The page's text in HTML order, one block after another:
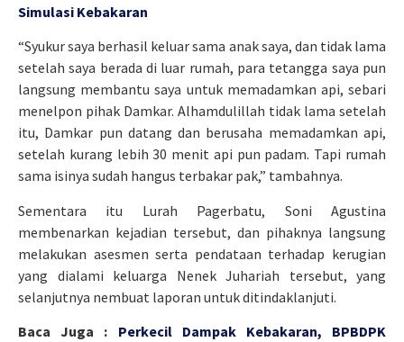
Simulasi Kebakaran
“Syukur saya berhasil keluar sama anak saya, dan tidak lama
setelah saya berada di luar rumah, para tetangga saya pun
langsung membantu saya untuk memadamkan api, sebari
menelpon pihak Damkar. Alhamdulillah tidak lama setelah
itu, Damkar pun datang dan berusaha memadamkan api,
setelah kurang lebih 30 menit api pun padam. Tapi rumah
sama isinya sudah hangus terbakar pak,” tambahnya.
Sementara itu Lurah Pagerbatu, Soni Agustina
membenarkan kejadian tersebut, dan pihaknya langsung
melakukan asesmen serta pendataan terhadap kerugian
yang dialami keluarga Nenek Juhariah tersebut, yang
selanjutnya nembuat laporan untuk ditindaklanjuti.
Baca Juga : Perkecil Dampak Kebakaran, BPBDPK